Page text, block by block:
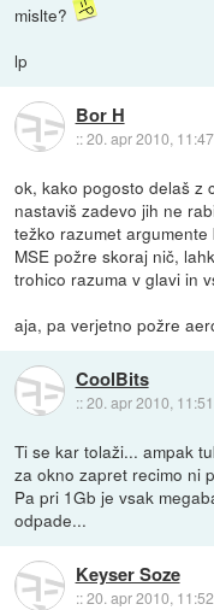
mislte?
lp
Bor H
::20. apr 2010, 11:47
ok, kako pogosto delaš z
nastaviš zadevo jih ne
težko razumet
MSE požre skoraj nič,
trohico razuma v glavi in
aja, pa verjetno požre
CoolBits
::20. apr 2010, 11:51
Ti se kar tolaži... ampak
za okno zapret recimo ni
Pa pri 1Gb je vsak
odpade...
Keyser Soze
::20. apr 2010, 11:52